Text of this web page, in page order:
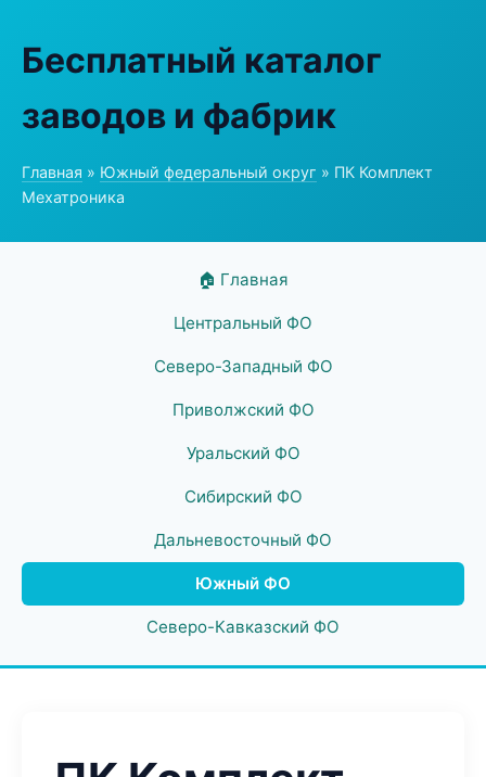
Бесплатный каталог
заводов и фабрик
Главная » Южный федеральный округ » ПК Комплект
Мехатроника
🏠 Главная
Центральный ФО
Северо-Западный ФО
Приволжский ФО
Уральский ФО
Сибирский ФО
Дальневосточный ФО
Южный ФО
Северо-Кавказский ФО